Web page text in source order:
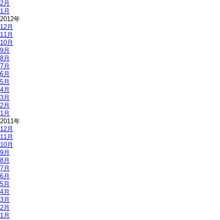
2月
1月
2012年
12月
11月
10月
9月
8月
7月
6月
5月
4月
3月
2月
1月
2011年
12月
11月
10月
9月
8月
7月
6月
5月
4月
3月
2月
1月